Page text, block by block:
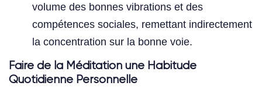
volume des bonnes vibrations et des
compétences sociales, remettant indirectement
la concentration sur la bonne voie.
Faire de la Méditation une Habitude
Quotidienne Personnelle